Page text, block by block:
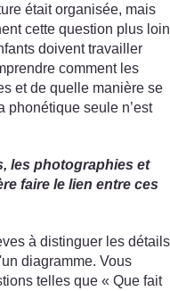
était organisée, mais
cette question plus loin
doivent travailler
comment les
et de quelle manière se
phonétique seule n’est
les photographies et
faire le lien entre ces
à distinguer les détails
diagramme. Vous
telles que « Que fait